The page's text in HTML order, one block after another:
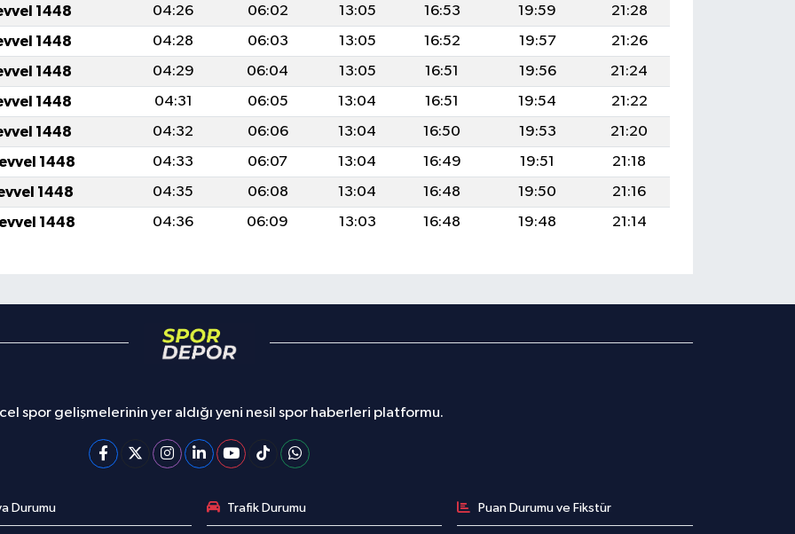
1448 04:26 06:02 13:05 16:53 19:59
21:28
1448 04:28 06:03 13:05 16:52 19:57
21:26
1448 04:29 06:04 13:05 16:51 19:56
21:24
1448 04:31 06:05 13:04 16:51 19:54
21:22
1448 04:32 06:06 13:04 16:50 19:53
21:20
1448 04:33 06:07 13:04 16:49 19:51
21:18
1448 04:35 06:08 13:04 16:48 19:50
21:16
1448 04:36 06:09 13:03 16:48 19:48 21:14
spor gelişmelerinin yer aldığı yeni nesil spor haberleri platformu.
Durumu Trafik Durumu Puan Durumu ve Fikstür